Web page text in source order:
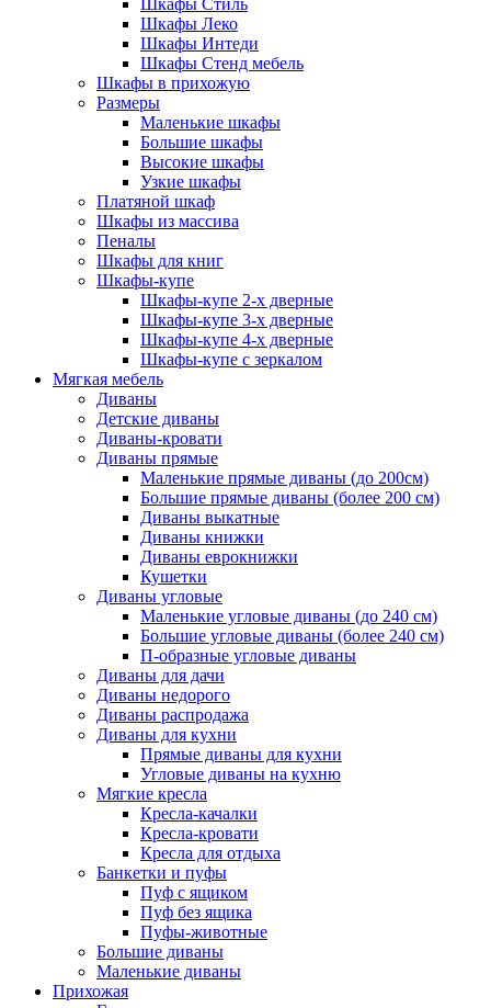
Шкафы Стиль
Шкафы Леко
Шкафы Интеди
Шкафы Стенд мебель
Шкафы в прихожую
Размеры
Маленькие шкафы
Большие шкафы
Высокие шкафы
Узкие шкафы
Платяной шкаф
Шкафы из массива
Пеналы
Шкафы для книг
Шкафы-купе
Шкафы-купе 2-х дверные
Шкафы-купе 3-х дверные
Шкафы-купе 4-х дверные
Шкафы-купе с зеркалом
Мягкая мебель
Диваны
Детские диваны
Диваны-кровати
Диваны прямые
Маленькие прямые диваны (до 200см)
Большие прямые диваны (более 200 см)
Диваны выкатные
Диваны книжки
Диваны еврокнижки
Кушетки
Диваны угловые
Маленькие угловые диваны (до 240 см)
Большие угловые диваны (более 240 см)
П-образные угловые диваны
Диваны для дачи
Диваны недорого
Диваны распродажа
Диваны для кухни
Прямые диваны для кухни
Угловые диваны на кухню
Мягкие кресла
Кресла-качалки
Кресла-кровати
Кресла для отдыха
Банкетки и пуфы
Пуф с ящиком
Пуф без ящика
Пуфы-животные
Большие диваны
Маленькие диваны
Прихожая